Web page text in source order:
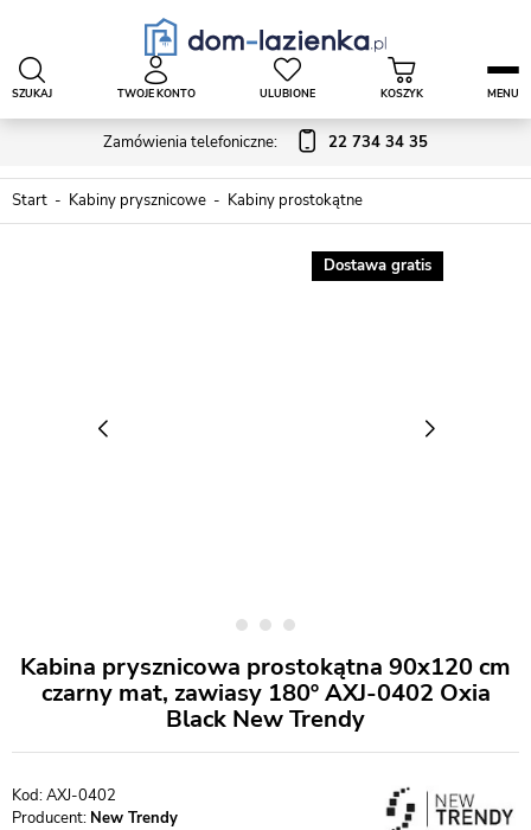
Zamówienia telefoniczne: 22 734 34 35
SZUKAJ TWOJE KONTO ULUBIONE KOSZYK MENU
Start Kabiny prysznicowe Kabiny prostokątne
Dostawa gratis
Kabina prysznicowa prostokątna 90x120 cm
czarny mat, zawiasy 180º AXJ-0402 Oxia
Black New Trendy
AXJ-0402
Producent: New Trendy